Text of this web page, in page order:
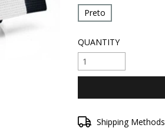
Preto
QUANTITY
Shipping for zipcode:
Shipping Methods